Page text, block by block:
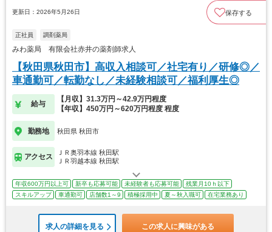
更新日：2026年5月26日 保存する
正社員 調剤薬局
みわ薬局 有限会社赤井の薬剤師求人
【秋田県秋田市】高収入相談可／社宅有り／研修◎／
車通勤可／転勤なし／未経験相談可／福利厚生◎
給与
【月収】31.3万円～42.9万円程度
【年収】450万円～620万円程度 程度
勤務地 秋田県 秋田市
アクセス
ＪＲ奥羽本線 秋田駅
ＪＲ羽越本線 秋田駅
年収600万円以上可 新卒も応募可能 未経験者も応募可能
残業月10ｈ以下
スキルアップ
車通勤可 店舗数1～9 積極採用中 夏～秋入職可 在宅業務あり
求人の詳細を見る この求人に興味がある